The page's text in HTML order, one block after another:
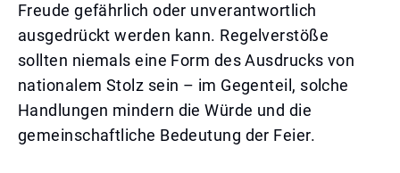
Freude gefährlich oder unverantwortlich
ausgedrückt werden kann. Regelverstöße
sollten niemals eine Form des Ausdrucks von
nationalem Stolz sein – im Gegenteil, solche
Handlungen mindern die Würde und die
gemeinschaftliche Bedeutung der Feier.